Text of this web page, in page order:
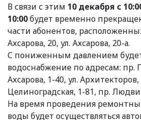
В связи с этим 10 декабря с
10:00будет временно
части абонентов,
Ахсарова, 20, ул. Ахсарова, 20-а.
С пониженным давлением
водоснабжение по адресам: пр.
Ахсарова, 1-40, ул. Архитекторов,
Целиноградская, 1-81, пр.
На время проведения
воды будет осуществляться